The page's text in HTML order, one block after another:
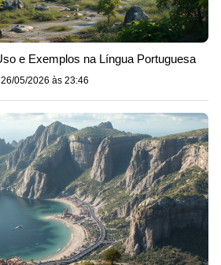
e Exemplos na Língua Portuguesa
26/05/2026 às 23:46